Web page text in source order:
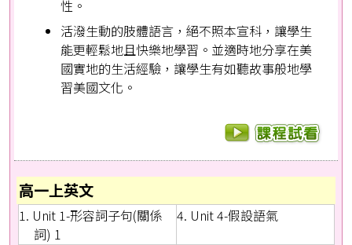
性。
活潑生動的肢體語言，絕不照本宣科，讓學生
能更輕鬆地且快樂地學習。並適時地分享在美
國實地的生活經驗，讓學生有如聽故事般地學
習美國文化。
高一上英文
1. Unit 1-形容詞子句(關係
詞) 1
4. Unit 4-假設語氣